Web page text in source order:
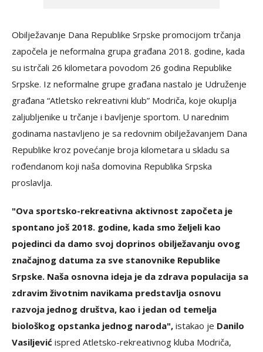
Obilježavanje Dana Republike Srpske promocijom trčanja
započela je neformalna grupa građana 2018. godine, kada
su istrčali 26 kilometara povodom 26 godina Republike
Srpske. Iz neformalne grupe građana nastalo je Udruženje
građana “Atletsko rekreativni klub” Modriča, koje okuplja
zaljubljenike u trčanje i bavljenje sportom. U narednim
godinama nastavljeno je sa redovnim obilježavanjem Dana
Republike kroz povećanje broja kilometara u skladu sa
rođendanom koji naša domovina Republika Srpska
proslavlja.
"Ova sportsko-rekreativna aktivnost započeta je
spontano još 2018. godine, kada smo željeli kao
pojedinci da damo svoj doprinos obilježavanju ovog
značajnog datuma za sve stanovnike Republike
Srpske. Naša osnovna ideja je da zdrava populacija sa
zdravim životnim navikama predstavlja osnovu
razvoja jednog društva, kao i jedan od temelja
biološkog opstanka jednog naroda", istakao je Danilo
Vasiljević ispred Atletsko-rekreativnog kluba Modriča,